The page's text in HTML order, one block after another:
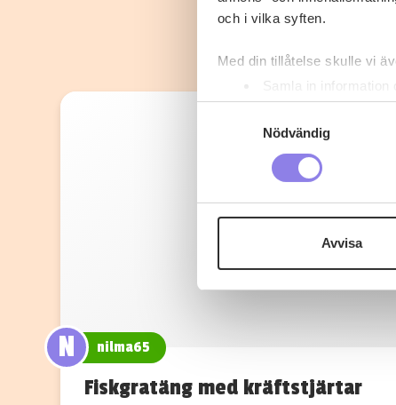
och i vilka syften.
Med din tillåtelse skulle vi
Samla in information
Identifiera din enhet
Ta reda på mer om hur
eller dra tillbaka ditt
eller äldre. Genom att
med annan information
Nödvändig
Avvisa
N nilma65
Fiskgratäng med kräftstjärtar